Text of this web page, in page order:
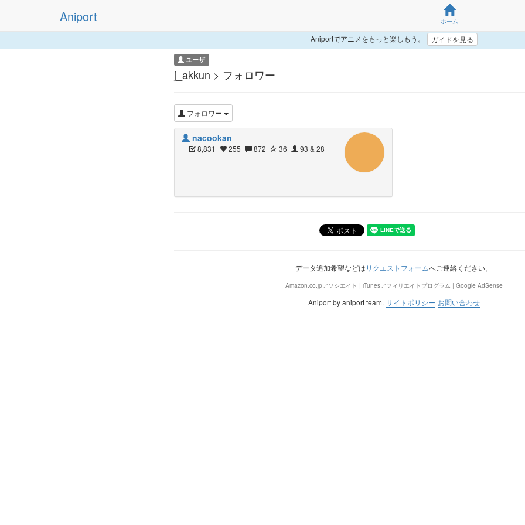
Aniport ホーム
Aniportでアニメをもっと楽しもう。 ガイドを見る
ユーザ
j_akkun > フォロワー
フォロワー
nacookan
8,831 255 872 36 93 & 28
データ追加希望などはリクエストフォームへご連絡ください。
Amazon.co.jpアソシエイト | iTunesアフィリエイトプログラム | Google AdSense
Aniport by aniport team. サイトポリシー お問い合わせ